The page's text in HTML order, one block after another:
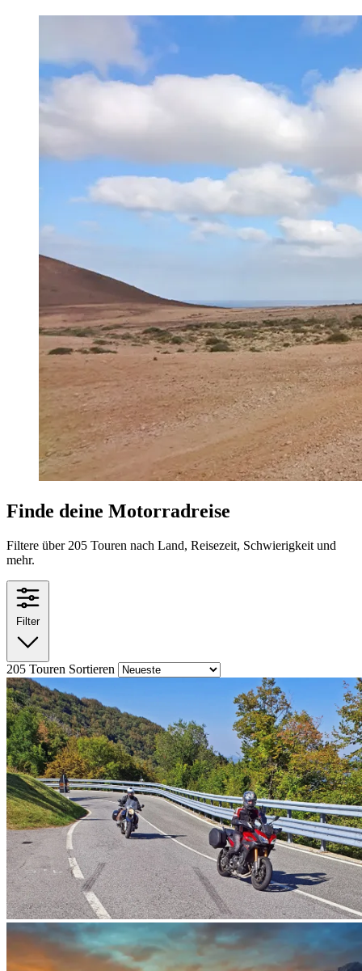
Finde deine Motorradreise
Filtere über 205 Touren nach Land, Reisezeit, Schwierigkeit und
mehr.
Filter
205 Touren Sortieren